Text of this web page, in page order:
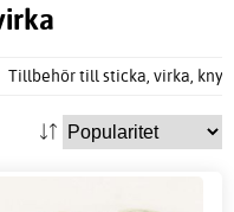
Tillbehör till sticka, virka,